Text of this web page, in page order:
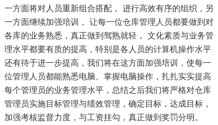
一方面将对人员重新组合搭配， 进行高效有序的组织，另
一方面继续加强培训， 让每一位仓库管理人员都要做到对
各库的业务熟悉，真正做到驾熟就轻， 文化素质与业务管
理水平都要有质的提高，特别是各人员的计算机操作水平
还有待于进一步提高，我们将在这方面加强培训，使每一
位管理人员都能熟悉电脑、掌握电脑操作，扎扎实实提高
每个管理员的业务管理水平，总结之后我们将严格对仓库
管理员实施目标管理与绩效管理，确定目标，达成目标，
加强考核监督力度，与工资挂勾，真正做到奖罚分明。